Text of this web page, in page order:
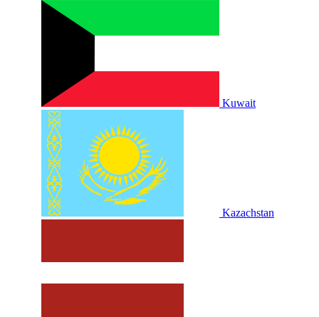
Kuwait
Kazachstan